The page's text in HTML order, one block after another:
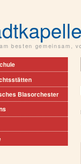
besten gemeinsam,
Blasorchester